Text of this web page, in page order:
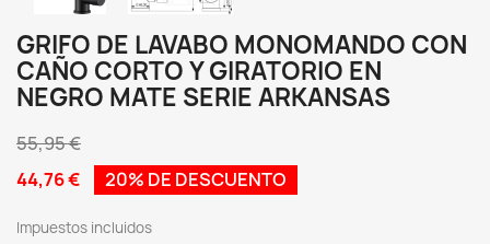
GRIFO DE LAVABO MONOMANDO CON
CAÑO CORTO Y GIRATORIO EN
NEGRO MATE SERIE ARKANSAS
55,95 €
44,76 €
20% DE DESCUENTO
Impuestos incluidos